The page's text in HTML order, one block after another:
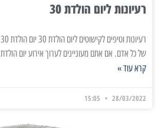
רעיונות ליום הולדת 30
של כל אדם. אם אתם מעוניינים לערוך אירוע יום הולדת
קרא עוד »
28/03/2022